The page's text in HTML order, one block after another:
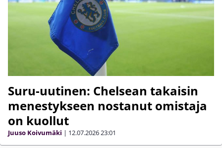
Suru-uutinen: Chelsean takaisin
menestykseen nostanut omistaja
on kuollut
Juuso Koivumäki | 12.07.202623:01